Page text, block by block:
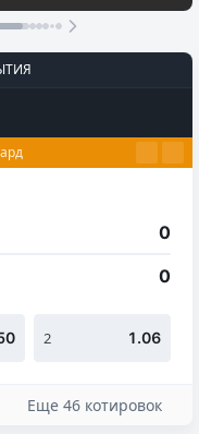
0
0
2 1.06
Еще 46 котировок